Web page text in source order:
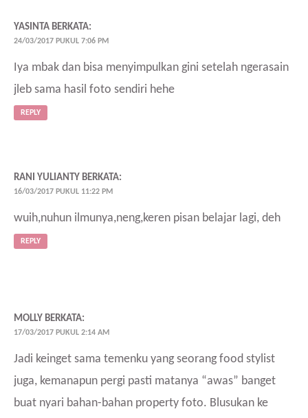
YASINTA BERKATA:
24/03/2017 PUKUL 7:06 PM
Iya mbak dan bisa menyimpulkan gini setelah ngerasain
jleb sama hasil foto sendiri hehe
REPLY
RANI YULIANTY BERKATA:
16/03/2017 PUKUL 11:22 PM
wuih,nuhun ilmunya,neng,keren pisan belajar lagi, deh
REPLY
MOLLY BERKATA:
17/03/2017 PUKUL 2:14 AM
Jadi keinget sama temenku yang seorang food stylist
juga, kemanapun pergi pasti matanya “awas” banget
buat nyari bahan-bahan property foto. Blusukan ke